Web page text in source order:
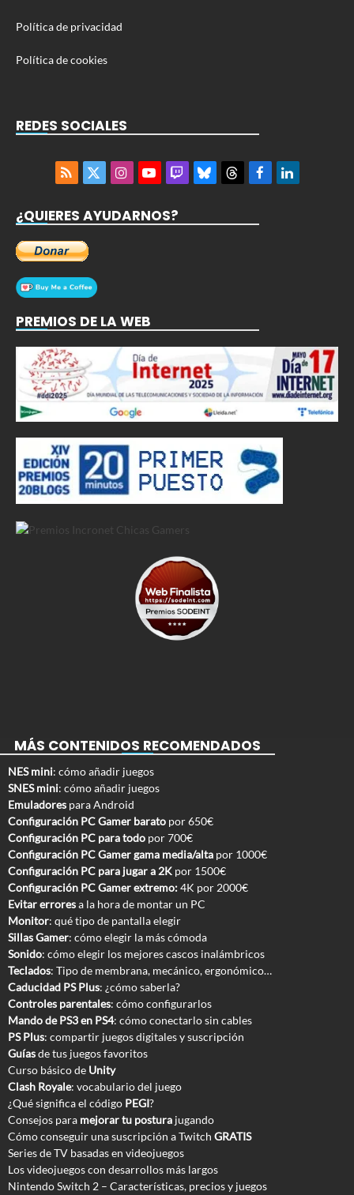
Política de privacidad
Política de cookies
REDES SOCIALES
RSS
X
InstagramYouTubeTwitchBlueskyThreadsFacebookLinkedIn
¿QUIERES AYUDARNOS?
PREMIOS DE LA WEB
MÁS CONTENIDOS RECOMENDADOS
NES mini: cómo añadir juegos
SNES mini: cómo añadir juegos
Emuladores para Android
Configuración PC Gamer barato por 650€
Configuración PC para todo por 700€
Configuración PC Gamer gama media/alta por 1000€
Configuración PC para jugar a 2K por 1500€
Configuración PC Gamer extremo:4K por 2000€
Evitar erroresa la hora de montar un PC
Monitor: qué tipo de pantalla elegir
Sillas Gamer: cómo elegir la más cómoda
Sonido: cómo elegir los mejores cascos inalámbricos
Teclados: Tipo de membrana, mecánico, ergonómico…
Caducidad PS Plus: ¿cómo saberla?
Controles parentales: cómo configurarlos
Mando de PS3 en PS4: cómo conectarlo sin cables
PS Plus: compartir juegos digitales y suscripción
Guíasde tus juegos favoritos
Curso básico de Unity
Clash Royale: vocabulario del juego
¿Qué significa el código PEGI?
Consejos para mejorar tu postura jugando
Cómo conseguir una suscripción a Twitch GRATIS
Series de TV basadas en videojuegos
Los videojuegos con desarrollos más largos
Nintendo Switch 2 – Características, precios y juegos